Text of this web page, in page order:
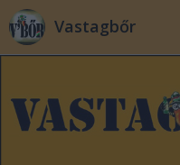
Vastagbőr